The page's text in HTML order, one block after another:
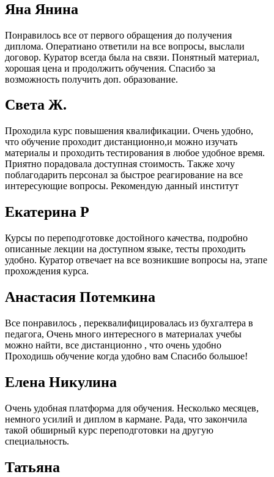
Яна Янина
Понравилось все от первого обращения до получения
диплома. Оператиано ответили на все вопросы, выслали
договор. Куратор всегда была на связи. Понятный материал,
хорошая цена и продолжить обучения. Спасибо за
возможность получить доп. образование.
Света Ж.
Проходила курс повышения квалификации. Очень удобно,
что обучение проходит дистанционно,и можно изучать
материалы и проходить тестирования в любое удобное время.
Приятно порадовала доступная стоимость. Также хочу
поблагодарить персонал за быстрое реагирование на все
интересующие вопросы. Рекомендую данный институт
Екатерина Р
Курсы по переподготовке достойного качества, подробно
описанные лекции на доступном языке, тесты проходить
удобно. Куратор отвечает на все возникшие вопросы на, этапе
прохождения курса.
Анастасия Потемкина
Все понравилось , переквалифицировалась из бухгалтера в
педагога, Очень много интересного в материалах учебы
можно найти, все дистанционно , что очень удобно
Проходишь обучение когда удобно вам Спасибо большое!
Елена Никулина
Очень удобная платформа для обучения. Несколько месяцев,
немного усилий и диплом в кармане. Рада, что закончила
такой обширный курс переподготовки на другую
специальность.
Татьяна